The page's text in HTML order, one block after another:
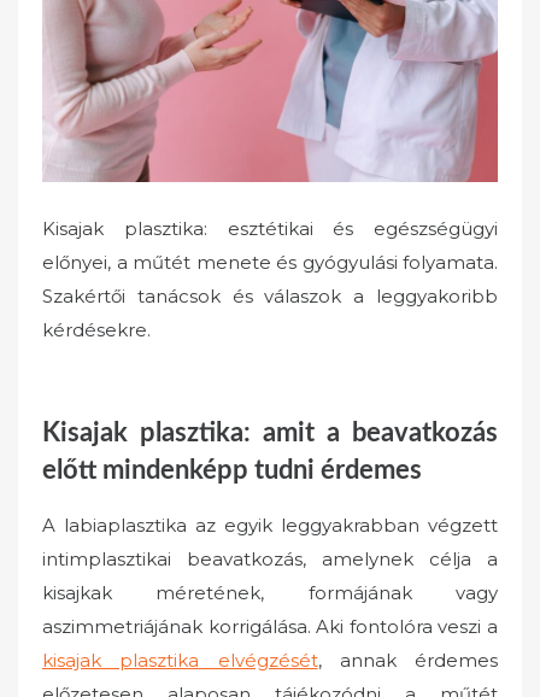
o
n
Kisajak plasztika: esztétikai és egészségügyi
előnyei, a műtét menete és gyógyulási folyamata.
Szakértői tanácsok és válaszok a leggyakoribb
kérdésekre.
Kisajak plasztika: amit a beavatkozás
előtt mindenképp tudni érdemes
A labiaplasztika az egyik leggyakrabban végzett
intimplasztikai beavatkozás, amelynek célja a
kisajkak méretének, formájának vagy
aszimmetriájának korrigálása. Aki fontolóra veszi a
kisajak plasztika elvégzését, annak érdemes